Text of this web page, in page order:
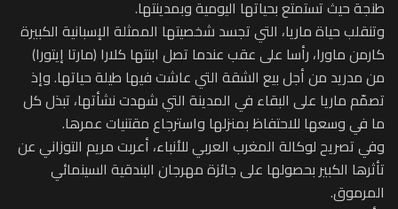
طنجة حيث تستمتع بحياتها اليومية وبمدينتها.
وتنقلب حياة ماريا، التي تجسد شخصيتها الممثلة الإسبانية الكبيرة
كارمن ماورا، رأسا على عقب عندما تصل ابنتها كلارا (مارتا إيتورا)
من مدريد من أجل بيع الشقة التي عاشت فيها طيلة حياتها. وإذ
تصمّم ماريا على البقاء في المدينة التي شهدت نشأتها، تبذل كل
ما في وسعها للاحتفاظ بمنزلها واسترجاع مقتنيات عمرها.
وفي تصريح لوكالة المغرب العربي للأنباء، أعربت مريم التوزاني عن
تأثرها الكبير بحصولها على جائزة مهرجان البندقية السينمائي
المرموق.